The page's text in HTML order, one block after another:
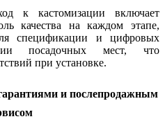
к кастомизации включает
качества на каждом этапе,
спецификации и цифровых
посадочных мест, что
при установке.
и послепродажным